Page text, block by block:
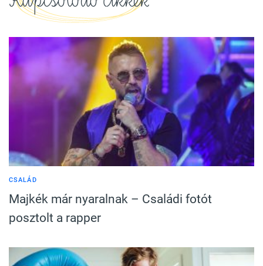
CSALÁD
Majkék már nyaralnak – Családi fotót
posztolt a rapper